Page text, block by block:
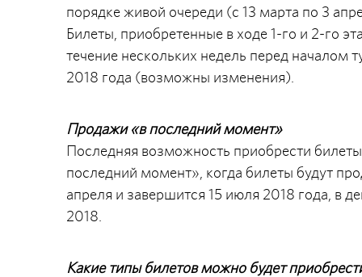
порядке живой очереди (с 13 марта по 3
Билеты, приобретенные в ходе 1-го и 2-го
течение нескольких недель перед началом
2018 года (возможны изменения).
Продажи «в последний момент»
Последняя возможность приобрести
последний момент», когда билеты будут
апреля и завершится 15 июля 2018 года, в
2018.
Какие типы билетов можно будет